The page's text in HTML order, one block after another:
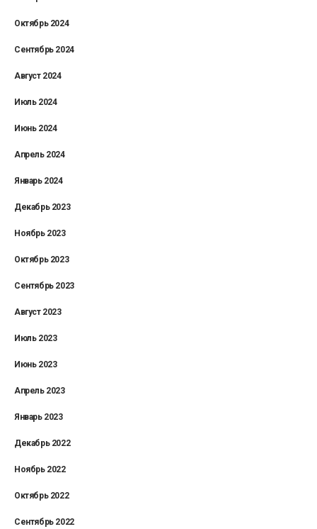
Октябрь 2024
Сентябрь 2024
Август 2024
Июль 2024
Июнь 2024
Апрель 2024
Январь 2024
Декабрь 2023
Ноябрь 2023
Октябрь 2023
Сентябрь 2023
Август 2023
Июль 2023
Июнь 2023
Апрель 2023
Январь 2023
Декабрь 2022
Ноябрь 2022
Октябрь 2022
Сентябрь 2022